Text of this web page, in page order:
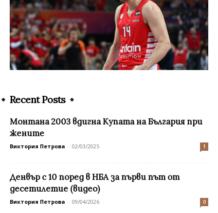
Recent Posts
Монтана 2003 вдигна Купата на България при
жените
Виктория Петрова - 02/03/2025 1
Денвър с 10 поред в НБА за първи път от
десетилетие (видео)
Виктория Петрова - 09/04/2026 0